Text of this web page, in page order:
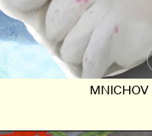
MNICHOV